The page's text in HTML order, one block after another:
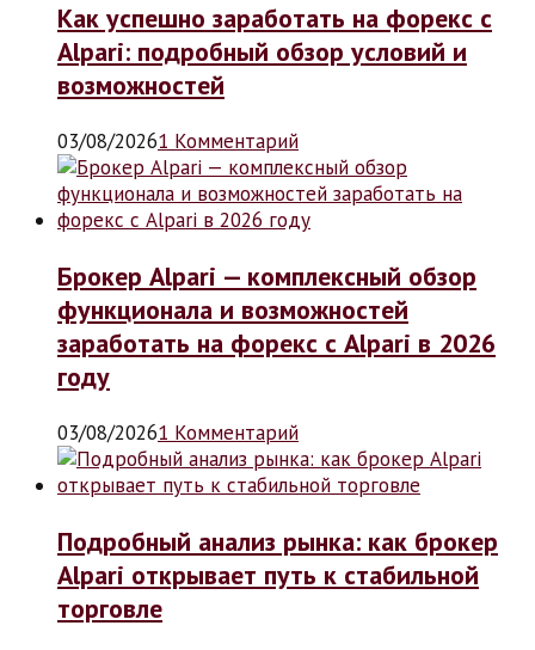
Как успешно заработать на форекс с
Alpari: подробный обзор условий и
возможностей
03/08/20261 Комментарий
Брокер Alpari — комплексный обзор
функционала и возможностей
заработать на форекс с Alpari в 2026
году
03/08/20261 Комментарий
Подробный анализ рынка: как брокер
Alpari открывает путь к стабильной
торговле